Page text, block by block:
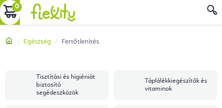
Ugrás
a
tartalomhoz
KOSÁR
Kezdőlap
Egészség Fertőtlenítés
Tisztítási és higiéniát
biztosító
segédeszközök
Táplálékkiegészítők és
vitaminok